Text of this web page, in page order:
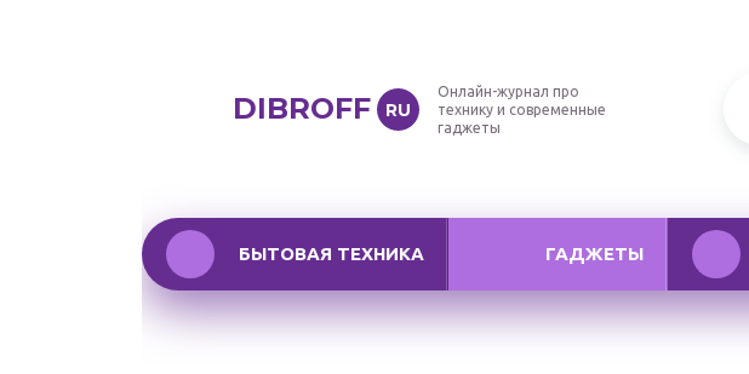
DIBROFF RU
Онлайн-журнал про
технику и современные
гаджеты
БЫТОВАЯ ТЕХНИКА ГАДЖЕТЫ